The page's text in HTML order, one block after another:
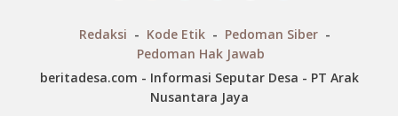
Redaksi Kode Etik
Pedoman Siber
Pedoman Hak Jawab
beritadesa.com - Informasi Seputar Desa - PT Arak
Nusantara Jaya